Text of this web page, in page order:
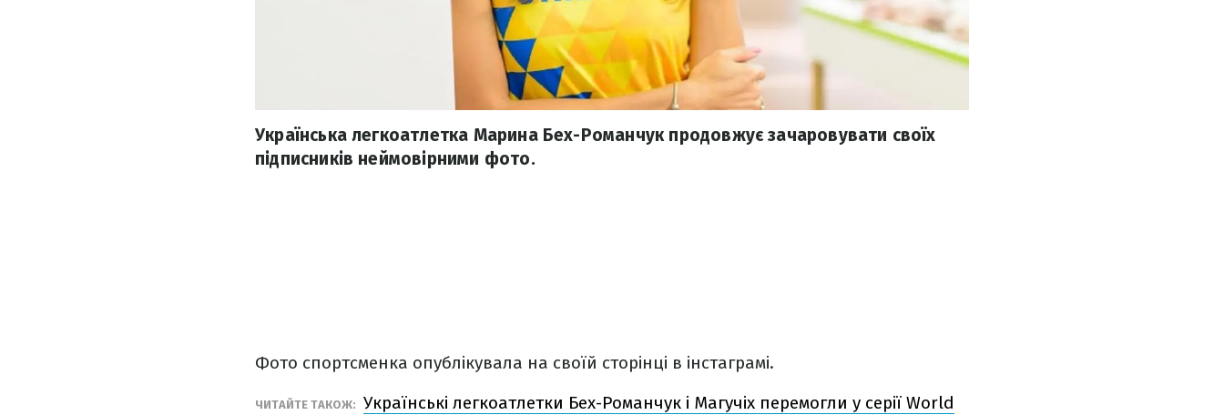
Українська легкоатлетка Марина Бех-Романчук продовжує зачаровувати своїх
підписників неймовірними фото.
Фото спортсменка опублікувала на своїй сторінці в інстаграмі.
ЧИТАЙТЕ ТАКОЖ: Українські легкоатлетки Бех-Романчук і Магучіх перемогли у серії World